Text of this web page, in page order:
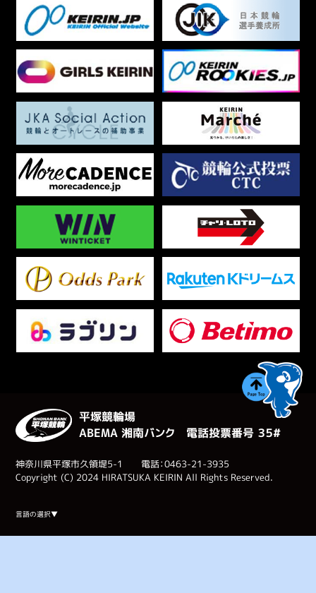
平塚競輪場
ABEMA 湘南バンク 電話投票番号 ３５#
神奈川県平塚市久領堤5-1 電話：0463-21-3935
Copyright (C) 2024 HIRATSUKA KEIRIN All Rights Reserved.
言語の選択▼
Select Language